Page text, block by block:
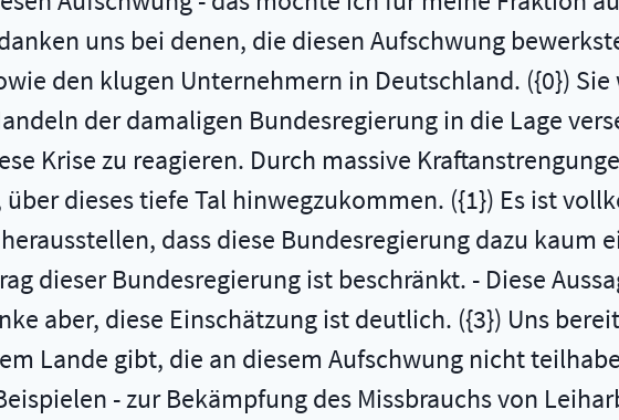
uns bei denen, die diesen Aufschwung
den klugen Unternehmern in Deutschland. ({0})
der damaligen Bundesregierung in die Lage
Krise zu reagieren. Durch massive
über dieses tiefe Tal hinwegzukommen. ({1}) Es ist
dass diese Bundesregierung dazu kaum
dieser Bundesregierung ist beschränkt. - Diese
aber, diese Einschätzung ist deutlich. ({3}) Uns
Lande gibt, die an diesem Aufschwung nicht
- zur Bekämpfung des Missbrauchs von